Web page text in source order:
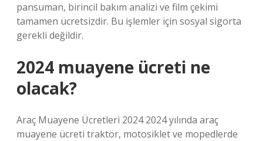
pansuman, birincil bakım analizi ve film çekimi
tamamen ücretsizdir. Bu işlemler için sosyal sigorta
gerekli değildir.
2024 muayene ücreti ne
olacak?
Araç Muayene Ücretleri 2024 2024 yılında araç
muayene ücreti traktör, motosiklet ve mopedlerde